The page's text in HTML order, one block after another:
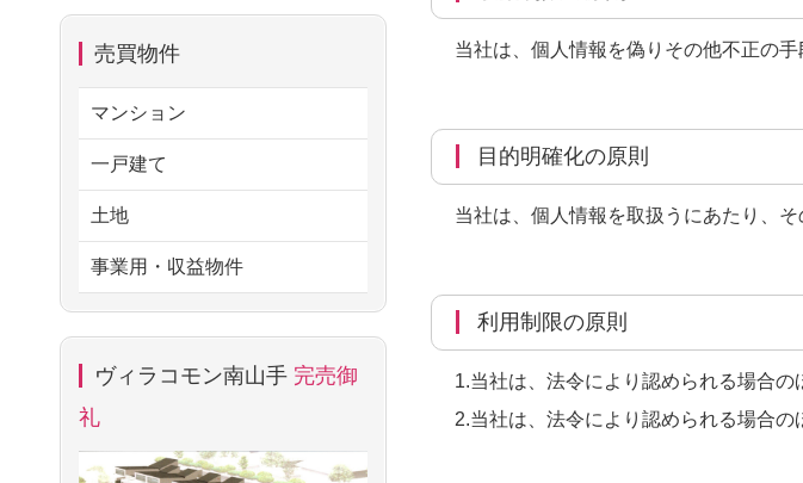
当社は、個人情報を偽りその他不正の手
目的明確化の原則
当社は、個人情報を取扱うにあたり、
利用制限の原則
1.当社は、法令により認められる場合
2.当社は、法令により認められる場合の
売買物件
マンション
一戸建て
土地
事業用・収益物件
ヴィラコモン南山手 完売御
礼